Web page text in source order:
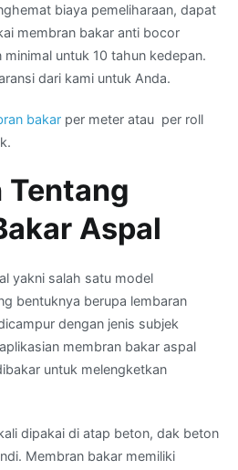
biaya pemeliharaan, dapat
membran bakar anti bocor
untuk 10 tahun kedepan.
dari kami untuk Anda.
bakar per meter atau per roll
Tentang
Aspal
yakni salah satu model
bentuknya berupa lembaran
dengan jenis subjek
membran bakar aspal
untuk melengketkan
dipakai di atap beton, dak beton
Membran bakar memiliki